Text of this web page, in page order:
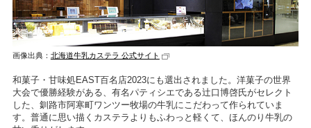
画像出典： 北海道牛乳カステラ 公式サイト
和菓子・甘味処EAST百名店2023にも選出されました。洋菓子の世界
大会で優勝経験がある、有名パティシエである辻口博啓氏がセレクト
した、釧路市阿寒町ワンツー牧場の牛乳にこだわって作られていま
す。普通に思い描くカステラよりもふわっと軽くて、ほんのり牛乳の